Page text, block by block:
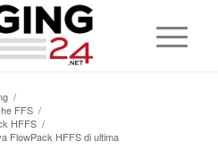
/
FFS /
HFFS /
FlowPack HFFS di ultima